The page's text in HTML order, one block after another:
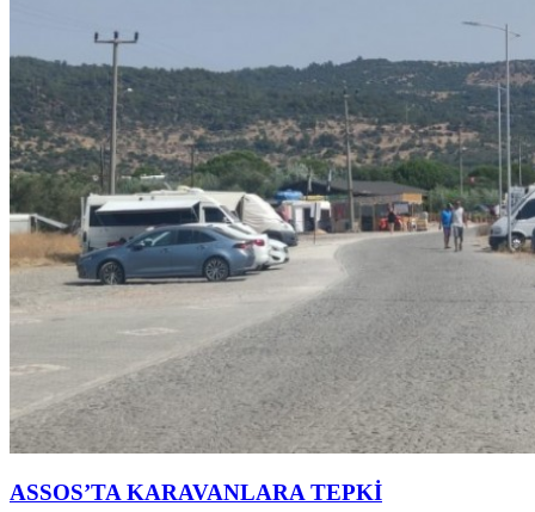
ASSOS’TA KARAVANLARA TEPKİ